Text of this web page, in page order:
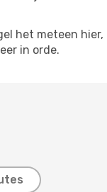
het meteen
in orde.